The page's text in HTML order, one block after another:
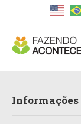
Informações